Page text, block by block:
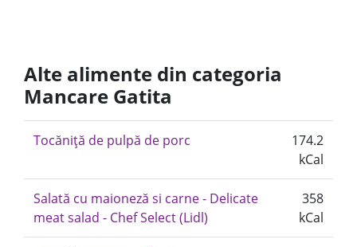
Alte alimente din categoria
Mancare Gatita
Tocăniță de pulpă de porc
174.2
kCal
Salată cu maioneză si carne - Delicate
meat salad - Chef Select (Lidl)
358
kCal